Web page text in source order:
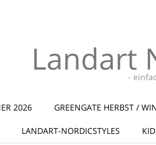
Landart
-
2026 GREENGATE HERBST /
LANDART-NORDICSTYLES